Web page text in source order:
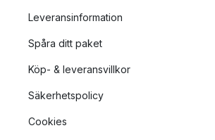
Leveransinformation
Spåra ditt paket
Köp- & leveransvillkor
Säkerhetspolicy
Cookies